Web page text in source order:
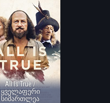
All Is True /
ყველაფერი
სიმართლეა